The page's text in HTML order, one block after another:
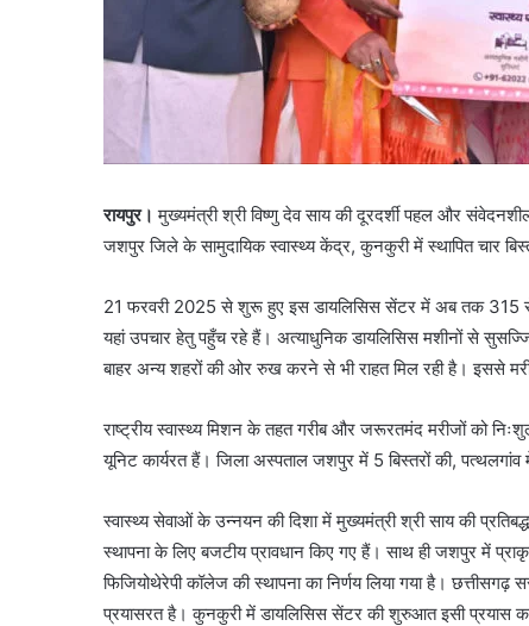
रायपुर।मुख्यमंत्री श्री विष्णु देव साय की दूरदर्शी पहल और
जशपुर जिले के सामुदायिक स्वास्थ्य केंद्र, कुनकुरी में स्थापित चार
21 फरवरी 2025 से शुरू हुए इस डायलिसिस सेंटर में अब तक 315
यहां उपचार हेतु पहुँच रहे हैं। अत्याधुनिक डायलिसिस मशीनों से
बाहर अन्य शहरों की ओर रुख करने से भी राहत मिल रही है। इससे
राष्ट्रीय स्वास्थ्य मिशन के तहत गरीब और जरूरतमंद मरीजों को
यूनिट कार्यरत हैं। जिला अस्पताल जशपुर में 5 बिस्तरों की,
स्वास्थ्य सेवाओं के उन्नयन की दिशा में मुख्यमंत्री श्री साय की
स्थापना के लिए बजटीय प्रावधान किए गए हैं। साथ ही जशपुर में
फिजियोथेरेपी कॉलेज की स्थापना का निर्णय लिया गया है।
प्रयासरत है। कुनकुरी में डायलिसिस सेंटर की शुरुआत इसी प्रयास का